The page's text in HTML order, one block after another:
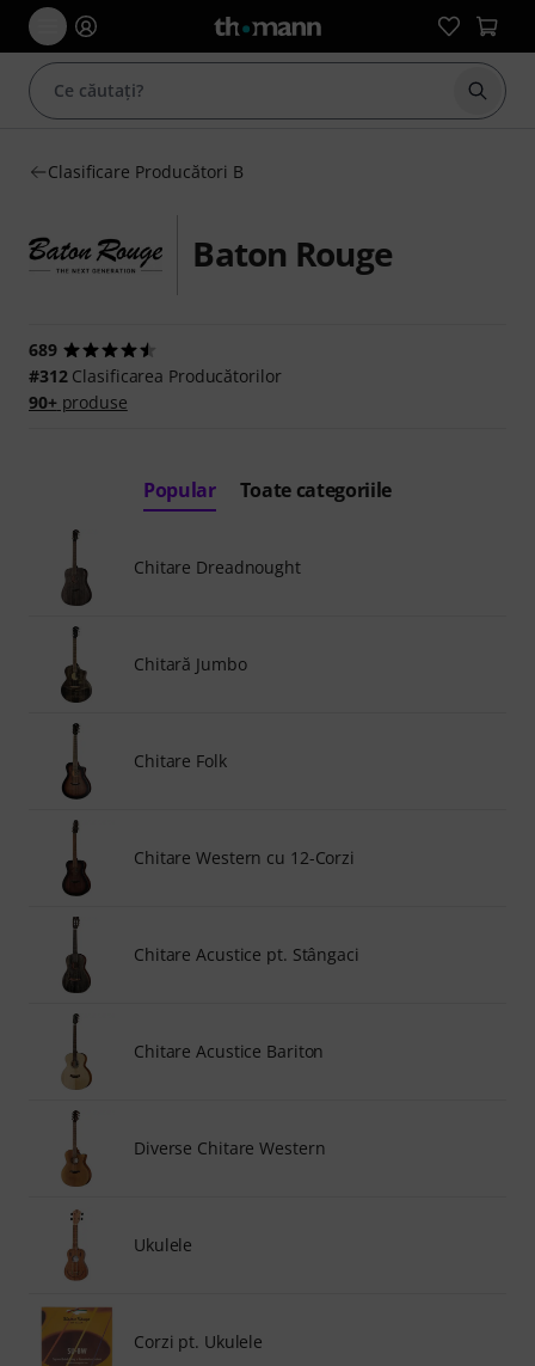
Clasificare Producători B
Baton Rouge
689
#312Clasificarea Producătorilor
90+produse
Popular Toate categoriile
Chitare Dreadnought
Chitară Jumbo
Chitare Folk
Chitare Western cu 12-Corzi
Chitare Acustice pt. Stângaci
Chitare Acustice Bariton
Diverse Chitare Western
Ukulele
Corzi pt. Ukulele